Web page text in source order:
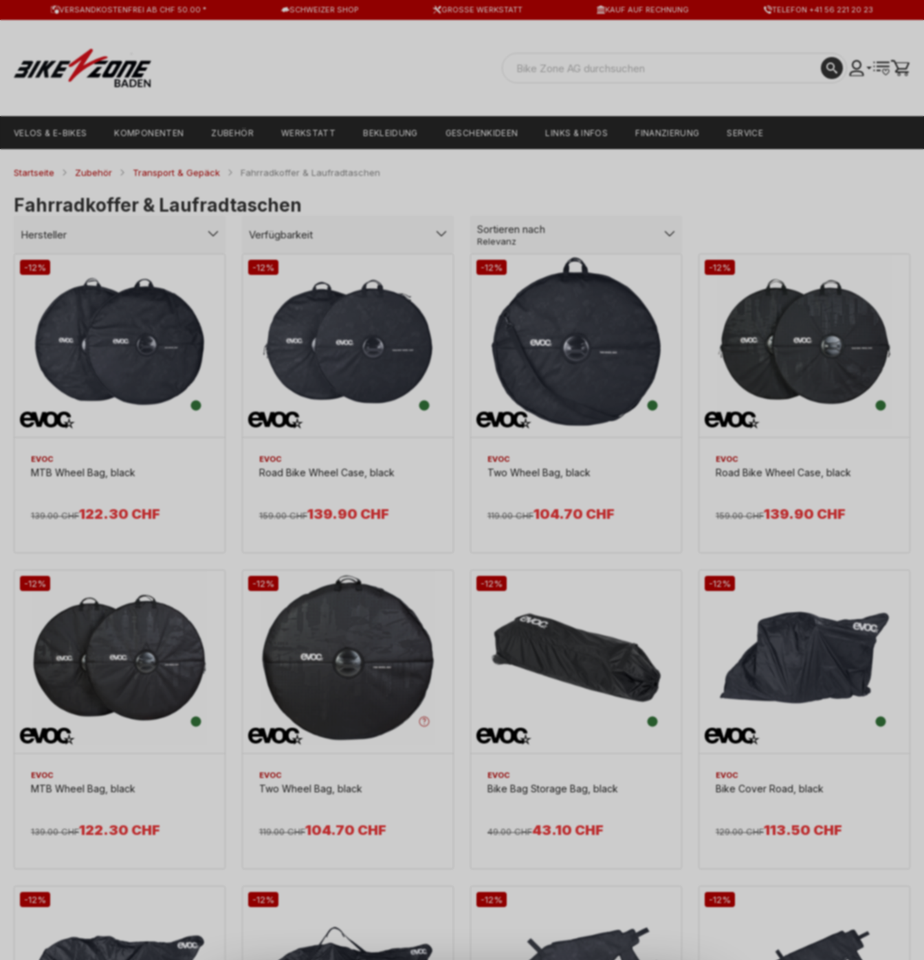
VERSANDKOSTENFREI AB CHF 50.00 * SCHWEIZER SHOP GROSSE WERKSTATT KAUF AUF RECHNUNG TELEFON +41 56 221 20 23
VELOS & E-BIKES KOMPONENTEN ZUBEHÖR WERKSTATT BEKLEIDUNG GESCHENKIDEEN LINKS & INFOS FINANZIERUNG SERVICE
Startseite Zubehör Transport & Gepäck Fahrradkoffer & Laufradtaschen
Fahrradkoffer & Laufradtaschen
Hersteller Verfügbarkeit Sortieren nach
Relevanz
-12%
EVOC
MTB Wheel Bag, black
122.30CHF
139.00 CHF
-12%
EVOC
Road Bike Wheel Case, black
139.90CHF
159.00 CHF
-12%
EVOC
Two Wheel Bag, black
104.70CHF
119.00 CHF
-12%
EVOC
Road Bike Wheel Case, black
139.90CHF
159.00 CHF
-12%
EVOC
MTB Wheel Bag, black
122.30CHF
139.00 CHF
-12%
EVOC
Two Wheel Bag, black
104.70CHF
119.00 CHF
-12%
EVOC
Bike Bag Storage Bag, black
43.10CHF
49.00 CHF
-12%
EVOC
Bike Cover Road, black
113.50CHF
129.00 CHF
-12% -12% -12% -12%